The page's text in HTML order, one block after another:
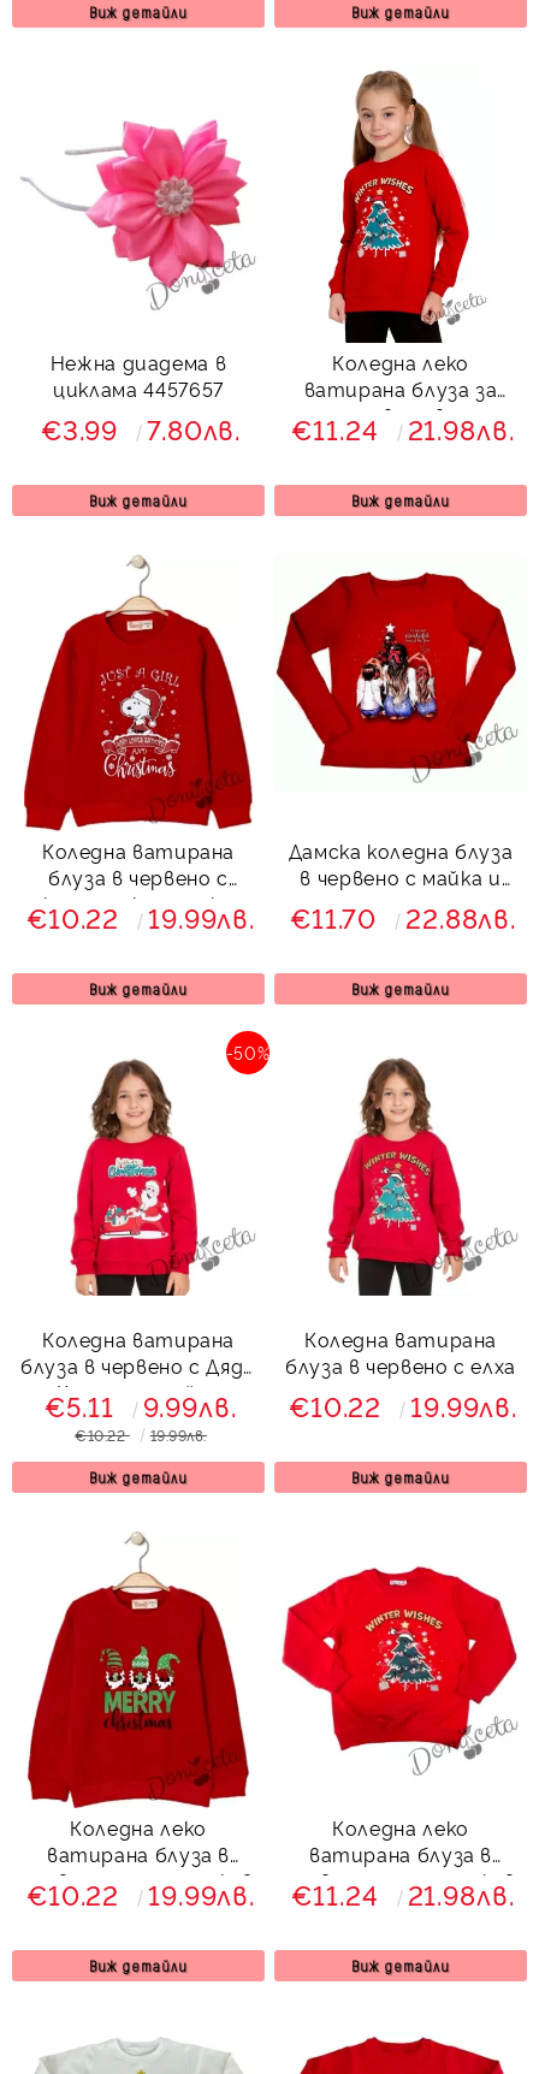
Виж детайли Виж детайли
Нежна диадема в
циклама 4457657
€3.99 7.80лв.
Виж детайли
Коледна леко
ватирана блуза за
момиче в червено с
дълъг ръкав с елха и
€11.24 21.98лв.
Виж детайли
Коледна ватирана
блуза в червено с
коледни картинки
57777778
€10.22 19.99лв.
Виж детайли
Дамска коледна блуза
в червено с майка и
деца
€11.70 22.88лв.
Виж детайли
Коледна ватирана
блуза в червено с Дядо
Коледа и шейна
-50%
€5.11 9.99лв.
€10.22 19.99лв.
Виж детайли
Коледна ватирана
блуза в червено с елха
€10.22 19.99лв.
Виж детайли
Коледна леко
ватирана блуза в
червено с дълъг ръкав
с коледни мотиви
€10.22 19.99лв.
Виж детайли
Коледна леко
ватирана блуза в
червено с дълъг ръкав
с елха и надпис
€11.24 21.98лв.
Виж детайли